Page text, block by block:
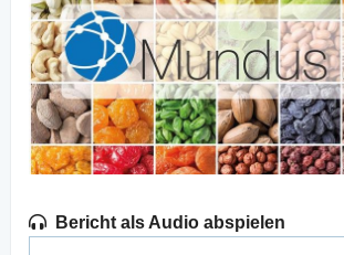
Bericht als Audio abspielen